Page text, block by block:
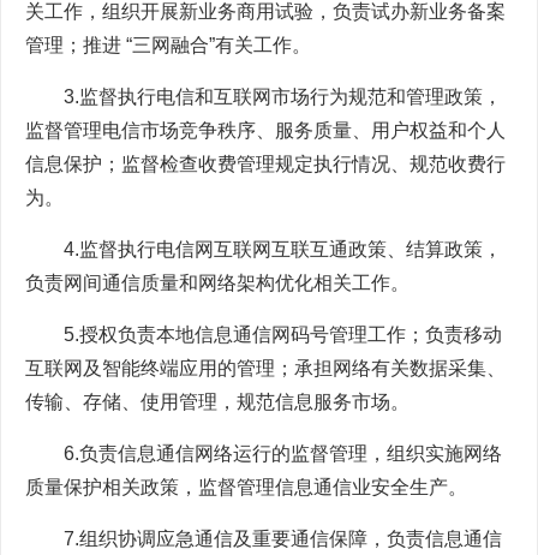
关工作，组织开展新业务商用试验，负责试办新业务备案
管理；推进 “三网融合”有关工作。
3.监督执行电信和互联网市场行为规范和管理政策，
监督管理电信市场竞争秩序、服务质量、用户权益和个人
信息保护；监督检查收费管理规定执行情况、规范收费行
为。
4.监督执行电信网互联网互联互通政策、结算政策，
负责网间通信质量和网络架构优化相关工作。
5.授权负责本地信息通信网码号管理工作；负责移动
互联网及智能终端应用的管理；承担网络有关数据采集、
传输、存储、使用管理，规范信息服务市场。
6.负责信息通信网络运行的监督管理，组织实施网络
质量保护相关政策，监督管理信息通信业安全生产。
7.组织协调应急通信及重要通信保障，负责信息通信